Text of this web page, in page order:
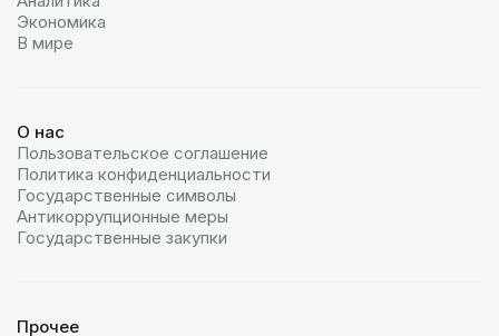
Экономика
В мире
О нас
Пользовательское соглашение
Политика конфиденциальности
Государственные символы
Антикоррупционные меры
Государственные закупки
Прочее